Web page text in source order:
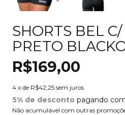
SHORTS BEL
PRETO
R$169,00
4 x de R$42,25 sem juros
5% de desconto pagando
Não acumulável com outras